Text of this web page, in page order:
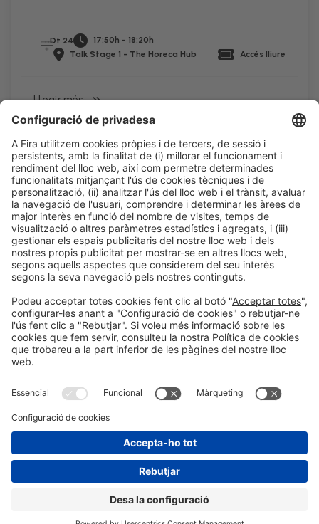
Dt 24
17:50h - 18:20h
Talk Stage 1 - The Horeca Hub
Accés lliure
LLegir més
Informació legalAvís legal Política de privacitatPolítica de cookies
a les xarxes socials